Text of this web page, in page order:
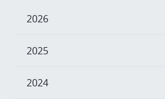
2026
2025
2024